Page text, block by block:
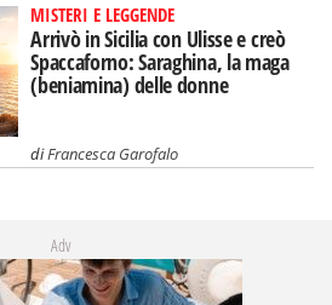
MISTERI E LEGGENDE
Arrivò in Sicilia con Ulisse e creò
Spaccaforno: Saraghina, la maga
(beniamina) delle donne
diFrancesca Garofalo
Adv